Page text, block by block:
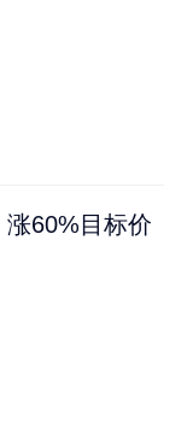
60%目标价